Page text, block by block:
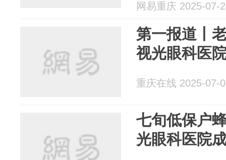
网易重庆 2025-07-
第一报道丨老人
视光眼科医
重庆在线 2025-07-
七旬低保户
光眼科医院